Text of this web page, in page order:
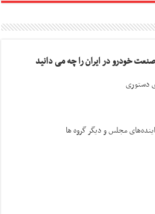
خودرو در ایران را چه می دانید
دستوری
مجلس و دیگر گروه ها